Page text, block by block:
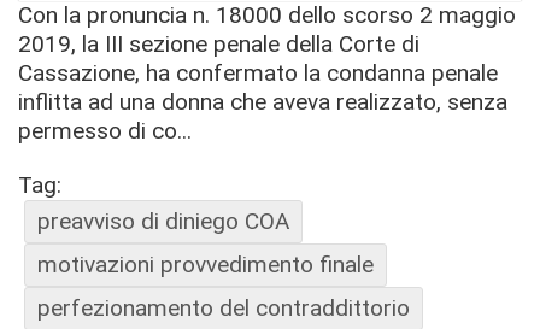
Con la pronuncia n. 18000 dello scorso 2 maggio
2019, la III sezione penale della Corte di
Cassazione, ha confermato la condanna penale
inflitta ad una donna che aveva realizzato, senza
permesso di co...
Tag:
preavviso di diniego COA
motivazioni provvedimento finale
perfezionamento del contraddittorio